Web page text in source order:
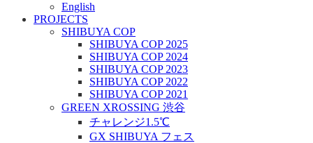
English
PROJECTS
SHIBUYA COP
SHIBUYA COP 2025
SHIBUYA COP 2024
SHIBUYA COP 2023
SHIBUYA COP 2022
SHIBUYA COP 2021
GREEN XROSSING 渋谷
チャレンジ1.5℃
GX SHIBUYA フェス